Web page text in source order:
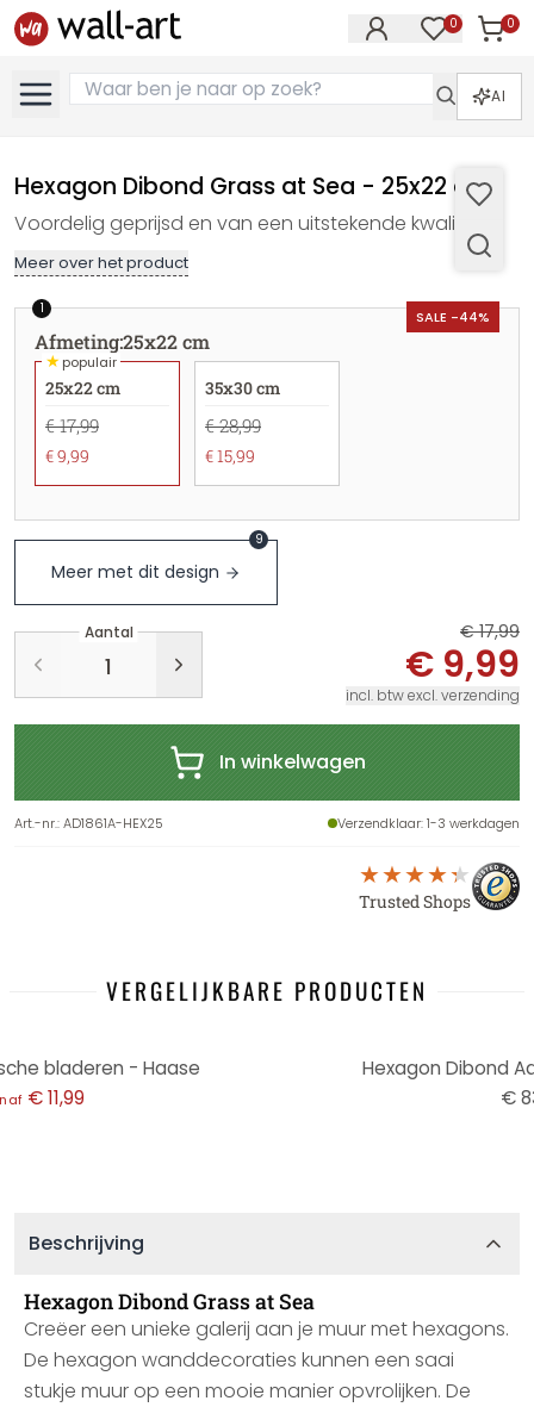
0 0
AI
Hexagon Dibond Grass at Sea - 25x22 cm
Voordelig geprijsd en van een uitstekende kwaliteit
Meer over het product
SALE -44%
1
Afmeting:25x22 cm
★populair
25x22 cm
€ 17,99
€ 9,99
35x30 cm
€ 28,99
€ 15,99
Meer met dit design
9
Aantal € 17,99
€ 9,99
incl. btw excl. verzending
In winkelwagen
Art.-nr.:AD1861A-HEX25 Verzendklaar: 1-3 werkdagen
Trusted Shops
VERGELIJKBARE PRODUCTEN
bladeren - Haase
€ 11,99
Hexagon Dibond
€
Beschrijving
Hexagon Dibond Grass at Sea
Creëer een unieke galerij aan je muur met hexagons.
De hexagon wanddecoraties kunnen een saai
stukje muur op een mooie manier opvrolijken. De